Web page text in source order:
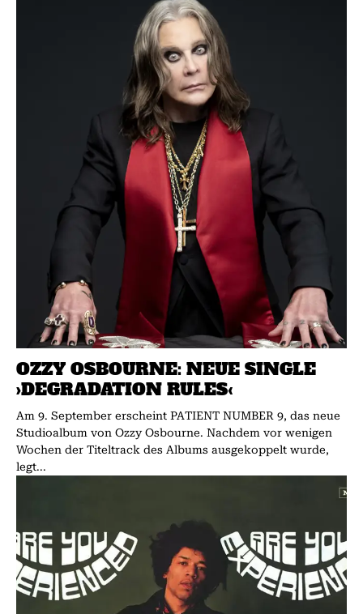
OZZY OSBOURNE: NEUE SINGLE
›DEGRADATION RULES‹
Am 9. September erscheint PATIENT NUMBER 9, das neue
Studioalbum von Ozzy Osbourne. Nachdem vor wenigen
Wochen der Titeltrack des Albums ausgekoppelt wurde,
legt...